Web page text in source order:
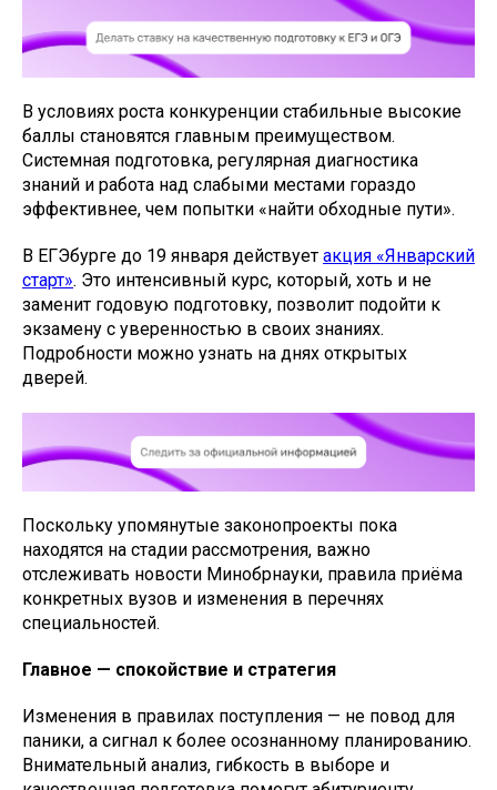
В условиях роста конкуренции стабильные высокие
баллы становятся главным преимуществом.
Системная подготовка, регулярная диагностика
знаний и работа над слабыми местами гораздо
эффективнее, чем попытки «найти обходные пути».
В ЕГЭбурге до 19 января действует акция «Январский
старт». Это интенсивный курс, который, хоть и не
заменит годовую подготовку, позволит подойти к
экзамену с уверенностью в своих знаниях.
Подробности можно узнать на днях открытых
дверей.
Поскольку упомянутые законопроекты пока
находятся на стадии рассмотрения, важно
отслеживать новости Минобрнауки, правила приёма
конкретных вузов и изменения в перечнях
специальностей.
Главное — спокойствие и стратегия
Изменения в правилах поступления — не повод для
паники, а сигнал к более осознанному планированию.
Внимательный анализ, гибкость в выборе и